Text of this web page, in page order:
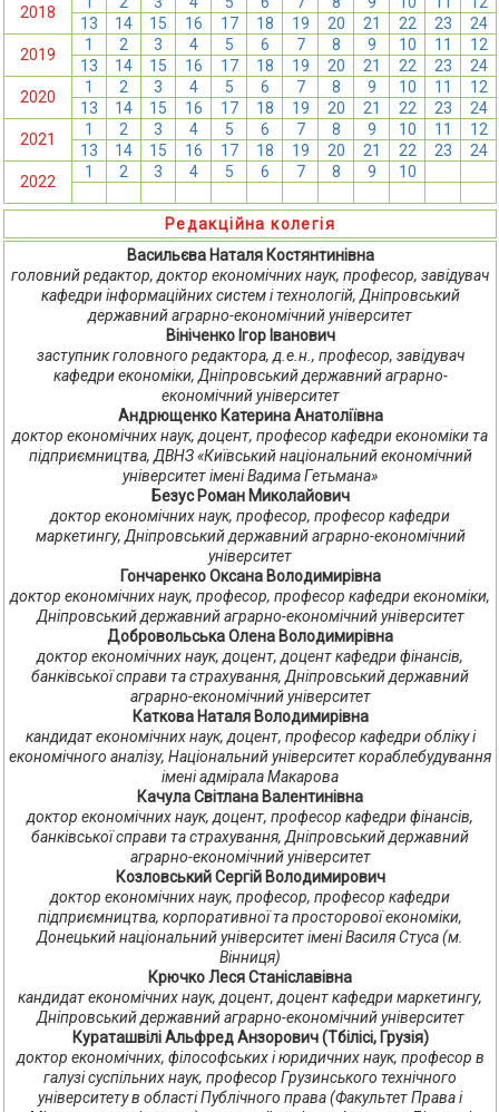
2018
13
14 15 16 17 18 19 20 21 22 23
24
2019
1 2 3 4 5 6 7 8 9 10 11
12
13
14 15 16 17 18 19 20 21 22 23
24
2020
1 2 3 4 5 6 7 8 9 10 11
12
13
14 15 16 17 18 19 20 21 22 23
24
2021
1 2 3 4 5 6 7 8 9 10 11
12
13
14 15 16 17 18 19 20 21 22 23
24
2022
1 2 3 4 5 6 7 8 9 10
Редакційна колегія
Васильєва Наталя Костянтинівна
головний редактор, доктор економічних наук, професор, завідувач
кафедри інформаційних систем і технологій, Дніпровський
державний аграрно-економічний університет
Вініченко Ігор Іванович
заступник головного редактора, д.е.н., професор, завідувач
кафедри економіки, Дніпровський державний аграрно-
економічний університет
Андрющенко Катерина Анатоліївна
доктор економічних наук, доцент, професор кафедри економіки та
підприємництва, ДВНЗ «Київський національний економічний
університет імені Вадима Гетьмана»
Безус Роман Миколайович
доктор економічних наук, професор, професор кафедри
маркетингу, Дніпровський державний аграрно-економічний
університет
Гончаренко Оксана Володимирівна
доктор економічних наук, професор, професор кафедри економіки,
Дніпровський державний аграрно-економічний університет
Добровольська Олена Володимирівна
доктор економічних наук, доцент, доцент кафедри фінансів,
банківської справи та страхування, Дніпровський державний
аграрно-економічний університет
Каткова Наталя Володимирівна
кандидат економічних наук, доцент, професор кафедри обліку і
економічного аналізу, Національний університет кораблебудування
імені адмірала Макарова
Качула Світлана Валентинівна
доктор економічних наук, доцент, професор кафедри фінансів,
банківської справи та страхування, Дніпровський державний
аграрно-економічний університет
Козловський Сергій Володимирович
доктор економічних наук, професор, професор кафедри
підприємництва, корпоративної та просторової економіки,
Донецький національний університет імені Василя Стуса (м.
Вінниця)
Крючко Леся Станіславівна
кандидат економічних наук, доцент, доцент кафедри маркетингу,
Дніпровський державний аграрно-економічний університет
Кураташвілі Альфред Анзорович (Тбілісі, Грузія)
доктор економічних, філософських і юридичних наук, професор в
галузі суспільних наук, професор Грузинського технічного
університету в області Публічного права (Факультет Права і